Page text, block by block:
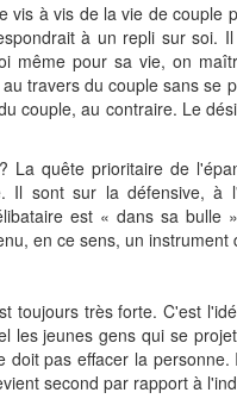
vis à vis de la vie de couple
à un repli sur soi.
même pour sa vie, on
travers du couple sans se
couple, au contraire. Le
La quête prioritaire de
Il sont sur la défensive,
est « dans sa bulle
en ce sens, un
toujours très forte. C'est
les jeunes gens qui se
pas effacer la
second par rapport à